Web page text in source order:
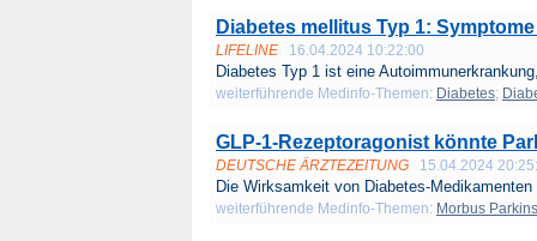
Diabetes mellitus Typ 1:
LIFELINE 16.04.2024 10:22:00
Diabetes Typ 1 ist eine
weiterführende Medinfo-Themen: Diabetes;
GLP-1-Rezeptoragonist könnte
DEUTSCHE ÄRZTEZEITUNG 15.04.2024
Die Wirksamkeit von Diabetes-
weiterführende Medinfo-Themen: Morbus